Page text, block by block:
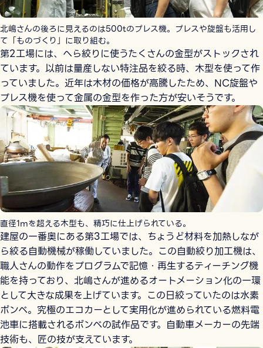
北嶋さんの後ろに見えるのは500tのプレス機。プレスや旋盤も活用し
て「ものづくり」に取り組む。
第2工場には、へら絞りに使うたくさんの金型がストックされ
ています。以前は量産しない特注品を絞る時、木型を使って作
っていました。近年は木材の価格が高騰したため、NC旋盤や
プレス機を使って金属の金型を作った方が安いそうです。
直径1ｍを超える木型も、精巧に仕上げられている。
建屋の一番奥にある第3工場では、ちょうど材料を加熱しなが
ら絞る自動機械が稼働していました。この自動絞り加工機は、
職人さんの動作をプログラムで記憶・再生するティーチング機
能を持っており、北嶋さんが進めるオートメーション化の一環
として大きな成果を上げています。この日絞っていたのは水素
ボンベ。究極のエコカーとして実用化が進められている燃料電
池車に搭載されるボンベの試作品です。自動車メーカーの先端
技術も、匠の技が支えています。